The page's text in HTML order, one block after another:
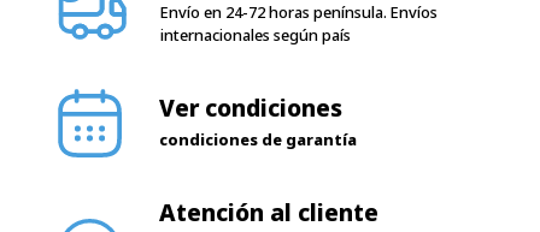
Envío en 24-72 horas península. Envíos
internacionales según país
Ver condiciones
condiciones de garantía
Atención al cliente